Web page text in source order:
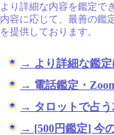
より詳細な内容を鑑定で
内容に応じて、最善の鑑
を提供しております。
→ より詳細な鑑
→ 電話鑑定・
→ タロットで占
→ [500円鑑定] 今